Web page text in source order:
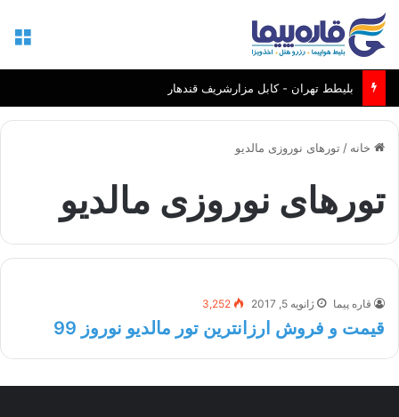
بلیطط تهران - کابل مزارشریف قندهار
خانه / تورهای نوروزی مالدیو
تورهای نوروزی مالدیو
قاره پیما ژانویه 5, 2017 3,252
قیمت و فروش ارزانترین تور مالدیو نوروز 99